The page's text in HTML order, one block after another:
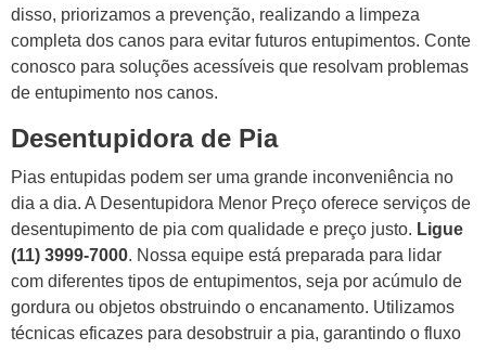
disso, priorizamos a prevenção, realizando a limpeza
completa dos canos para evitar futuros entupimentos. Conte
conosco para soluções acessíveis que resolvam problemas
de entupimento nos canos.
Desentupidora de Pia
Pias entupidas podem ser uma grande inconveniência no
dia a dia. A Desentupidora Menor Preço oferece serviços de
desentupimento de pia com qualidade e preço justo. Ligue
(11) 3999-7000. Nossa equipe está preparada para lidar
com diferentes tipos de entupimentos, seja por acúmulo de
gordura ou objetos obstruindo o encanamento. Utilizamos
técnicas eficazes para desobstruir a pia, garantindo o fluxo